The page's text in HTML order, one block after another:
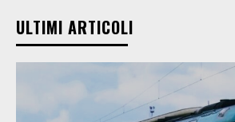
ULTIMI ARTICOLI